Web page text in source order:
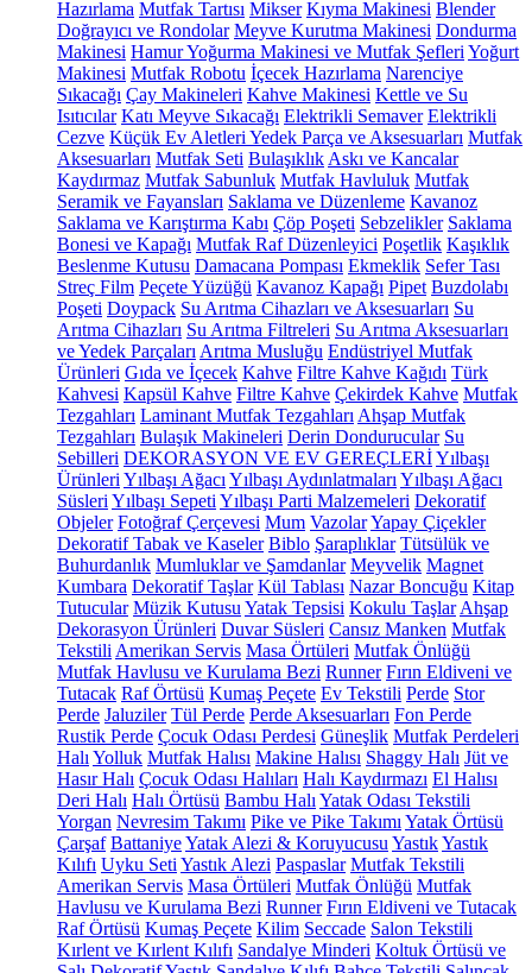
Hazırlama Mutfak Tartısı Mikser Kıyma Makinesi Blender
Doğrayıcı ve Rondolar Meyve Kurutma Makinesi Dondurma
Makinesi Hamur Yoğurma Makinesi ve Mutfak Şefleri Yoğurt
Makinesi Mutfak Robotu İçecek Hazırlama Narenciye
Sıkacağı Çay Makineleri Kahve Makinesi Kettle ve Su
Isıtıcılar Katı Meyve Sıkacağı Elektrikli Semaver Elektrikli
Cezve Küçük Ev Aletleri Yedek Parça ve Aksesuarları Mutfak
Aksesuarları Mutfak Seti Bulaşıklık Askı ve Kancalar
Kaydırmaz Mutfak Sabunluk Mutfak Havluluk Mutfak
Seramik ve Fayansları Saklama ve Düzenleme Kavanoz
Saklama ve Karıştırma Kabı Çöp Poşeti Sebzelikler Saklama
Bonesi ve Kapağı Mutfak Raf Düzenleyici Poşetlik Kaşıklık
Beslenme Kutusu Damacana Pompası Ekmeklik Sefer Tası
Streç Film Peçete Yüzüğü Kavanoz Kapağı Pipet Buzdolabı
Poşeti Doypack Su Arıtma Cihazları ve Aksesuarları Su
Arıtma Cihazları Su Arıtma Filtreleri Su Arıtma Aksesuarları
ve Yedek Parçaları Arıtma Musluğu Endüstriyel Mutfak
Ürünleri Gıda ve İçecek Kahve Filtre Kahve Kağıdı Türk
Kahvesi Kapsül Kahve Filtre Kahve Çekirdek Kahve Mutfak
Tezgahları Laminant Mutfak Tezgahları Ahşap Mutfak
Tezgahları Bulaşık Makineleri Derin Dondurucular Su
Sebilleri DEKORASYON VE EV GEREÇLERİYılbaşı
Ürünleri Yılbaşı Ağacı Yılbaşı Aydınlatmaları Yılbaşı Ağacı
Süsleri Yılbaşı Sepeti Yılbaşı Parti Malzemeleri Dekoratif
Objeler Fotoğraf Çerçevesi Mum VazolarYapay Çiçekler
Dekoratif Tabak ve Kaseler Biblo Şaraplıklar Tütsülük ve
Buhurdanlık Mumluklar ve Şamdanlar Meyvelik Magnet
Kumbara Dekoratif Taşlar Kül Tablası Nazar Boncuğu Kitap
Tutucular Müzik Kutusu Yatak Tepsisi Kokulu Taşlar Ahşap
Dekorasyon Ürünleri Duvar Süsleri Cansız Manken Mutfak
Tekstili Amerikan Servis Masa Örtüleri Mutfak Önlüğü
Mutfak Havlusu ve Kurulama Bezi Runner Fırın Eldiveni ve
Tutacak Raf Örtüsü Kumaş Peçete Ev Tekstili Perde Stor
Perde Jaluziler Tül Perde Perde Aksesuarları Fon Perde
Rustik Perde Çocuk Odası Perdesi Güneşlik Mutfak Perdeleri
Halı Yolluk Mutfak Halısı Makine Halısı Shaggy Halı Jüt ve
Hasır Halı Çocuk Odası Halıları Halı Kaydırmazı El Halısı
Deri Halı Halı Örtüsü Bambu Halı Yatak Odası Tekstili
Yorgan Nevresim Takımı Pike ve Pike Takımı Yatak Örtüsü
Çarşaf BattaniyeYatak Alezi & Koruyucusu YastıkYastık
Kılıfı Uyku Seti Yastık Alezi Paspaslar Mutfak Tekstili
Amerikan Servis Masa Örtüleri Mutfak Önlüğü Mutfak
Havlusu ve Kurulama Bezi Runner Fırın Eldiveni ve Tutacak
Raf Örtüsü Kumaş Peçete Kilim Seccade Salon Tekstili
Kırlent ve Kırlent Kılıfı Sandalye Minderi Koltuk Örtüsü ve